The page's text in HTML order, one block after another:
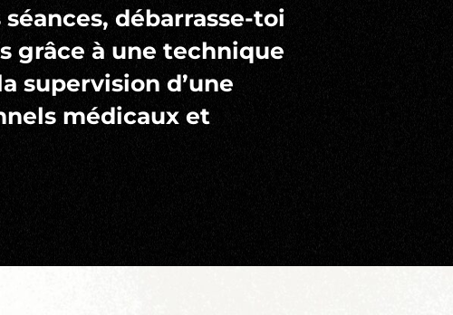
débarrasse-toi
grâce à une technique
supervision d’une
médicaux et